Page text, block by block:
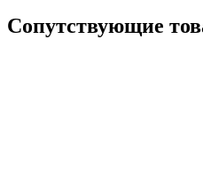
Сопутствующие